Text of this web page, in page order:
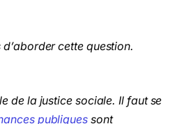
cette question.
de la justice sociale. Il faut se
publiquessont